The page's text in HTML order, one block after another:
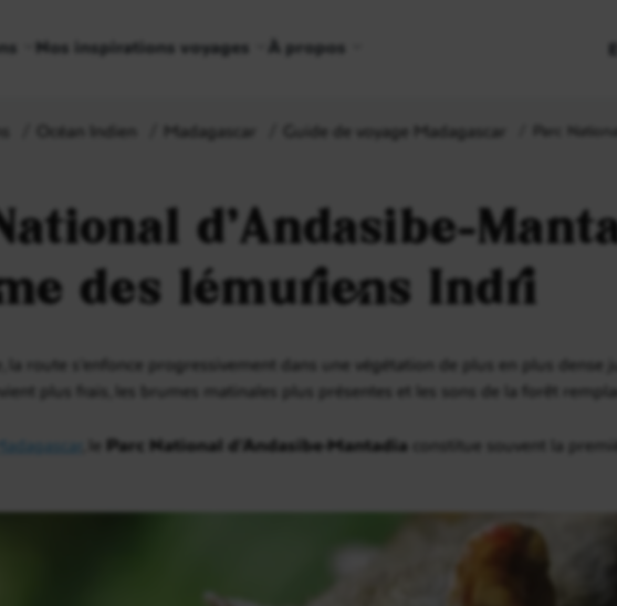
Nos inspirations voyages À propos
Océan Indien Madagascar Guide de voyage Madagascar Parc
d’Andasibe-
des lémuriens Indri
la route s’enfonce progressivement dans une végétation de plus en plus
plus frais, les brumes matinales plus présentes et les sons de la forêt
, le Parc National d’Andasibe-Mantadia constitue souvent la